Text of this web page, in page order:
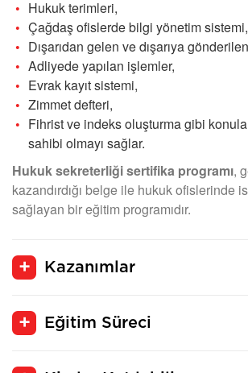
Hukuk terimleri,
Çağdaş ofislerde bilgi yönetim sistemi,
Dışarıdan gelen ve dışarıya
Adliyede yapılan işlemler,
Evrak kayıt sistemi,
Zimmet defteri,
Fihrist ve indeks oluşturma gibi
sahibi olmayı sağlar.
Hukuk sekreterliği sertifika programı,
kazandırdığı belge ile hukuk ofislerinde
sağlayan bir eğitim programıdır.
Kazanımlar
Eğitim Süreci